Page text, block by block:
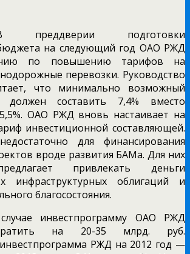
преддверии подготовки
на следующий год ОАО РЖД
по повышению тарифов на
перевозки. Руководство
что минимально возможный
должен составить 7,4% вместо
ОАО РЖД вновь настаивает на
инвестиционной составляющей.
для финансирования
вроде развития БАМа. Для них
привлекать деньги
инфраструктурных облигаций и
благосостояния.
инвестпрограмму ОАО РЖД
на 20-35 млрд. руб.
инвестпрограмма РЖД на 2012 год —